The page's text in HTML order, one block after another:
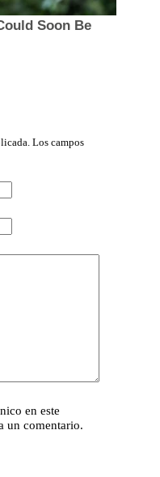
Los campos
en este
un comentario.